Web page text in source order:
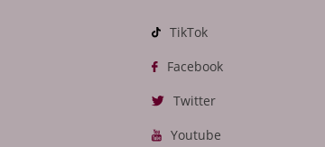
TikTok
Facebook
Twitter
Youtube